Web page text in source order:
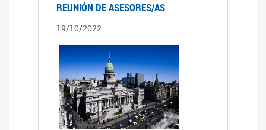
REUNIÓN DE ASESORES/AS
19/10/2022